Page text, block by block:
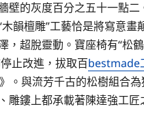
壁的灰度百分之五十一點二
韻檀雕”工藝恰是將寫意畫
超脫靈動。寶座椅有“松
止改進，拔取百bestmade
。與流芳千古的松樹組合
雕鏤上都承載著陳達強工